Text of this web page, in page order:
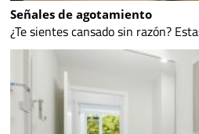
Señales de agotamiento
¿Te sientes cansado sin razón?